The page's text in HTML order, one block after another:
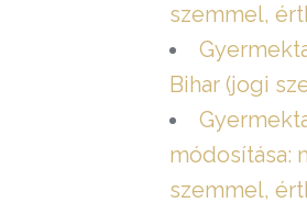
szemmel,
Bihar (jogi
módosítása:
szemmel,